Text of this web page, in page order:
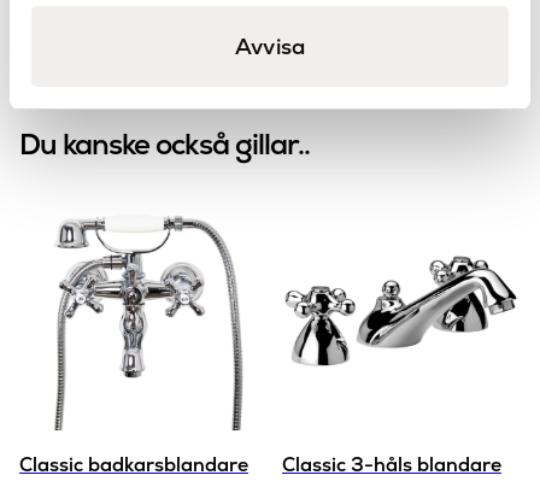
Avvisa
Du kanske också gillar..
Classic badkarsblandare
Classic 3-håls blandare